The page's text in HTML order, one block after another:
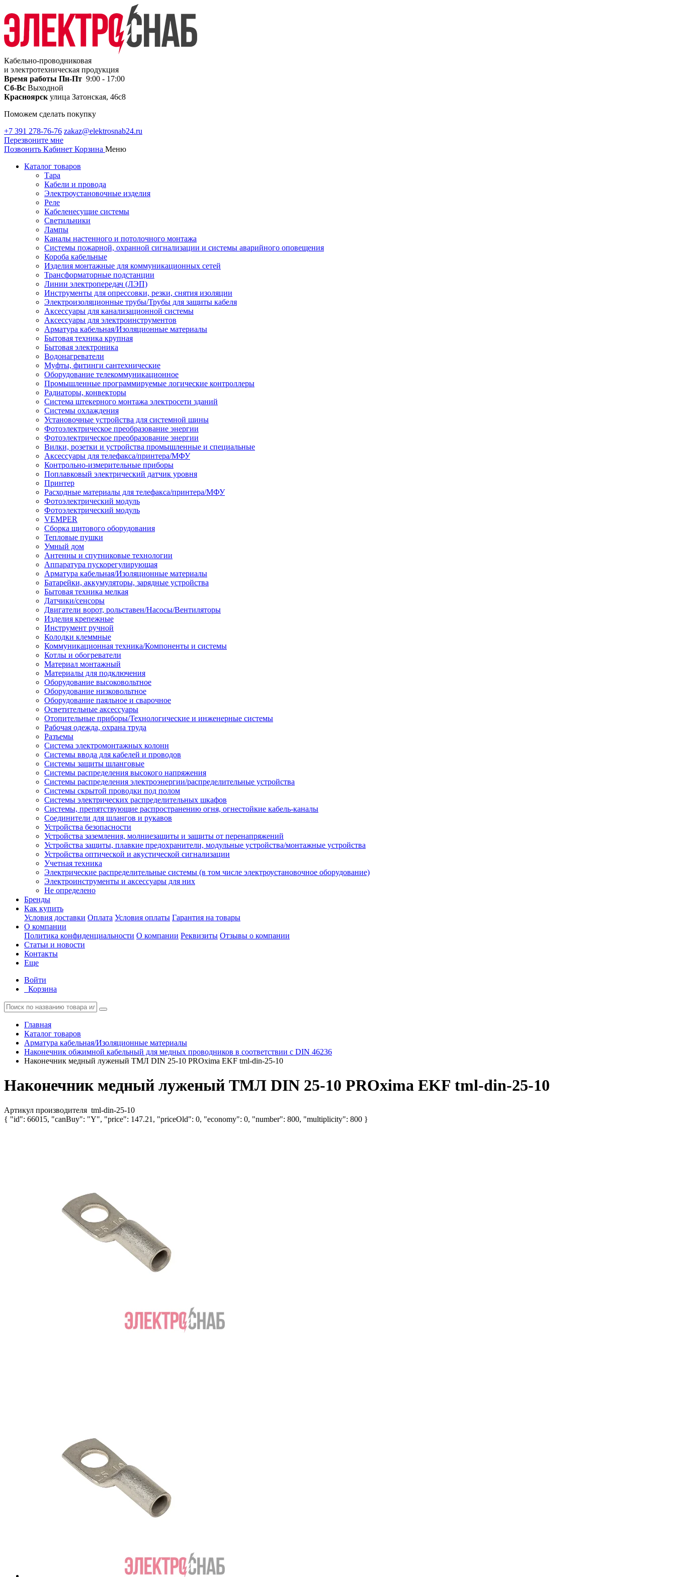
Кабельно-проводниковая
и электротехническая продукция
Время работы Пн-Пт 9:00 - 17:00
Сб-Вс Выходной
Красноярск улица Затонская, 46с8
Поможем сделать покупку
+7 391 278-76-76 zakaz@elektrosnab24.ru
Перезвоните мне
Позвонить Кабинет Корзина Меню
Каталог товаров
Тара
Кабели и провода
Электроустановочные изделия
Реле
Кабеленесущие системы
Светильники
Лампы
Каналы настенного и потолочного монтажа
Системы пожарной, охранной сигнализации и системы аварийного оповещения
Короба кабельные
Изделия монтажные для коммуникационных сетей
Трансформаторные подстанции
Линии электропередач (ЛЭП)
Инструменты для опрессовки, резки, снятия изоляции
Электроизоляционные трубы/Трубы для защиты кабеля
Аксессуары для канализационной системы
Аксессуары для электроинструментов
Арматура кабельная/Изоляционные материалы
Бытовая техника крупная
Бытовая электроника
Водонагреватели
Муфты, фитинги сантехнические
Оборудование телекоммуникационное
Промышленные программируемые логические контроллеры
Радиаторы, конвекторы
Система штекерного монтажа электросети зданий
Системы охлаждения
Установочные устройства для системной шины
Фотоэлектрическое преобразование энергии
Фотоэлектрическое преобразование энергии
Вилки, розетки и устройства промышленные и специальные
Аксессуары для телефакса/принтера/МФУ
Контрольно-измерительные приборы
Поплавковый электрический датчик уровня
Принтер
Расходные материалы для телефакса/принтера/МФУ
Фотоэлектрический модуль
Фотоэлектрический модуль
VEMPER
Сборка щитового оборудования
Тепловые пушки
Умный дом
Антенны и спутниковые технологии
Аппаратура пускорегулирующая
Арматура кабельная/Изоляционные материалы
Батарейки, аккумуляторы, зарядные устройства
Бытовая техника мелкая
Датчики/сенсоры
Двигатели ворот, рольставен/Насосы/Вентиляторы
Изделия крепежные
Инструмент ручной
Колодки клеммные
Коммуникационная техника/Компоненты и системы
Котлы и обогреватели
Материал монтажный
Материалы для подключения
Оборудование высоковольтное
Оборудование низковольтное
Оборудование паяльное и сварочное
Осветительные аксессуары
Отопительные приборы/Технологические и инженерные системы
Рабочая одежда, охрана труда
Разъемы
Система электромонтажных колонн
Системы ввода для кабелей и проводов
Системы защиты шланговые
Системы распределения высокого напряжения
Системы распределения электроэнергии/распределительные устройства
Системы скрытой проводки под полом
Системы электрических распределительных шкафов
Системы, препятствующие распространению огня, огнестойкие кабель-каналы
Соединители для шлангов и рукавов
Устройства безопасности
Устройства заземления, молниезащиты и защиты от перенапряжений
Устройства защиты, плавкие предохранители, модульные устройства/монтажные устройства
Устройства оптической и акустической сигнализации
Учетная техника
Электрические распределительные системы (в том числе электроустановочное оборудование)
Электроинструменты и аксессуары для них
Не определено
Бренды
Как купить
Условия доставки Оплата Условия оплаты Гарантия на товары
О компании
Политика конфиденциальности О компании Реквизиты Отзывы о компании
Статьи и новости
Контакты
Еще
Войти
Корзина
Главная
Каталог товаров
Арматура кабельная/Изоляционные материалы
Наконечник обжимной кабельный для медных проводников в соответствии с DIN 46236
Наконечник медный луженый ТМЛ DIN 25-10 PROxima EKF tml-din-25-10
Наконечник медный луженый ТМЛ DIN 25-10 PROxima EKF tml-din-25-10
Артикул производителя tml-din-25-10
{ "id": 66015, "canBuy": "Y", "price": 147.21, "priceOld": 0, "economy": 0, "number": 800, "multiplicity": 800 }